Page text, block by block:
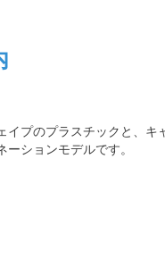
イプのプラスチックと、キ
ーションモデルです。